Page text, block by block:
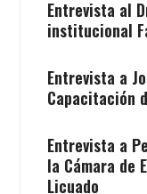
Entrevista al
institucional
Entrevista a
Capacitación
Entrevista a
la Cámara de
Licuado